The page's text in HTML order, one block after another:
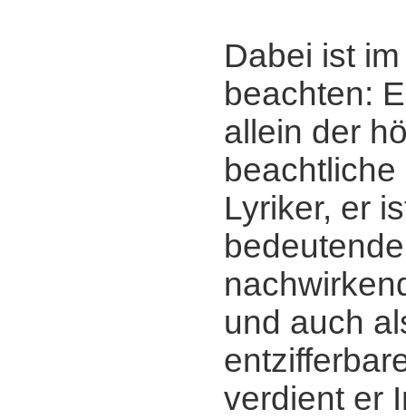
Dabei ist
beachten:
allein der
Lyriker, er
und auch
verdient er